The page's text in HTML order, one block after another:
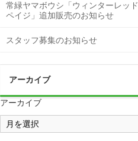
常緑ヤマボウシ「ウィンターレッド
ペイジ」追加販売のお知らせ
スタッフ募集のお知らせ
アーカイブ
アーカイブ